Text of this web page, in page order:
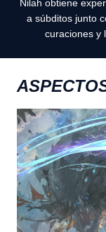
Nilah obtiene
a súbditos junto
curaciones y